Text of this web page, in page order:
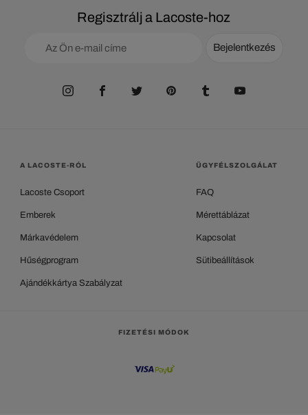
Regisztrálj a Lacoste-hoz
Bejelentkezés
A LACOSTE-RÓL
Lacoste Csoport
Emberek
Márkavédelem
Hűségprogram
Ajándékkártya Szabályzat
ÜGYFÉLSZOLGÁLAT
FAQ
Mérettáblázat
Kapcsolat
Sütibeállítások
FIZETÉSI MÓDOK